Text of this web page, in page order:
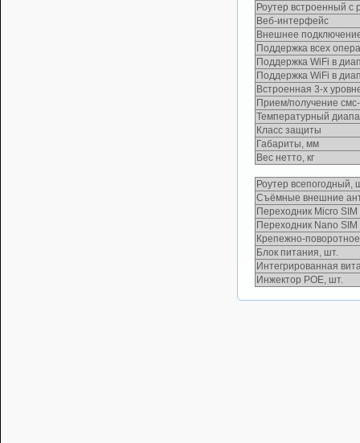
Роутер встроенный с
Веб-интерфейс
Внешнее
Поддержка всех
Поддержка WiFi в
Поддержка WiFi в
Встроенная 3-х
Прием/получение
Температурный
Класс защиты
Габариты, мм
Вес нетто, кг
Роутер всепогодный,
Съёмные внешние
Переходник Micro
Переходник Nano
Крепежно-
Блок питания, шт.
Интегрированная
Инжектор РОЕ, шт.